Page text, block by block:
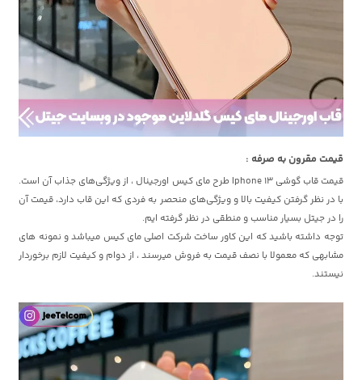
قیمت مقرون به صرفه :
قیمت قاب گوشی Iphone 13 طرح مای کیس اورجینال ، از ویژگی‌های جذاب آن است.
با در نظر گرفتن کیفیت بالا و ویژگی‌های منحصر به فردی که این قاب دارد، قیمت آن
را در جیتل بسیار مناسب و منطقی در نظر گرفته ایم.
توجه داشته باشید که این کاور ساخت شرکت اصلی مای کیس میباشد و نمونه های
مشابهی که معمولا با نصف قیمت به فروش میرسند ، از دوام و کیفیت لازم برخوردار
نیستند.